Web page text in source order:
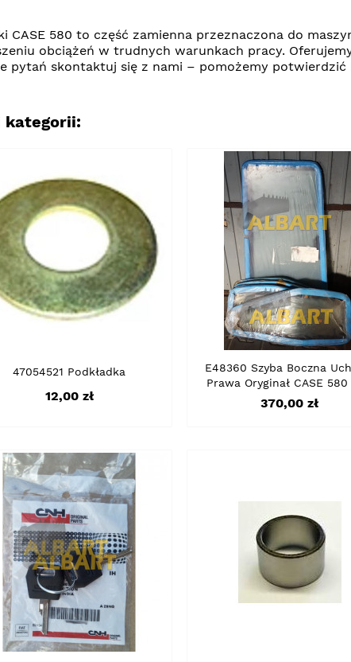
CASE 580 to część zamienna przeznaczona do
obciążeń w trudnych warunkach pracy.
pytań skontaktuj się z nami – pomożemy
kategorii:
47054521 Podkładka
Cena
12,00 zł
E48360 Szyba Boczna
Prawa Oryginał CASE 580
Cena
370,00 zł